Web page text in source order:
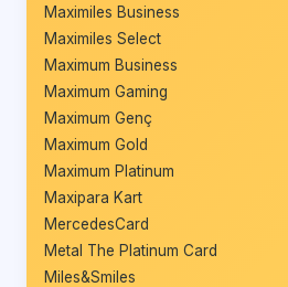
Maximiles Business
Maximiles Select
Maximum Business
Maximum Gaming
Maximum Genç
Maximum Gold
Maximum Platinum
Maxipara Kart
MercedesCard
Metal The Platinum Card
Miles&Smiles